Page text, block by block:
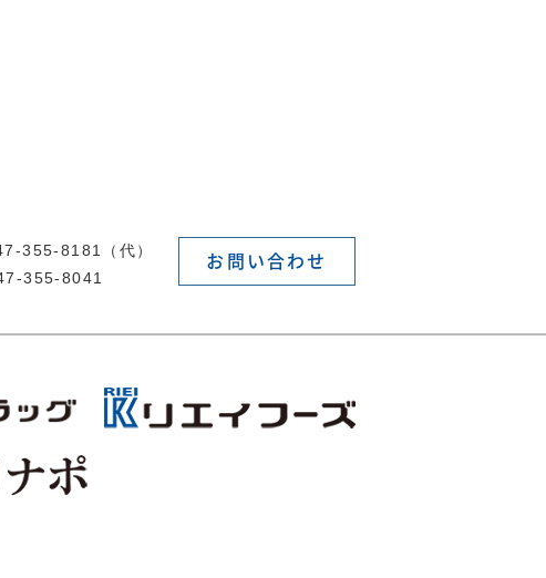
355-8181（代）
355-8041
お問い合わせ